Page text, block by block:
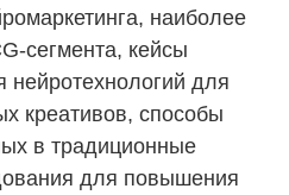
наиболее
сегмента, кейсы
нейротехнологий для
креативов, способы
в традиционные
для повышения